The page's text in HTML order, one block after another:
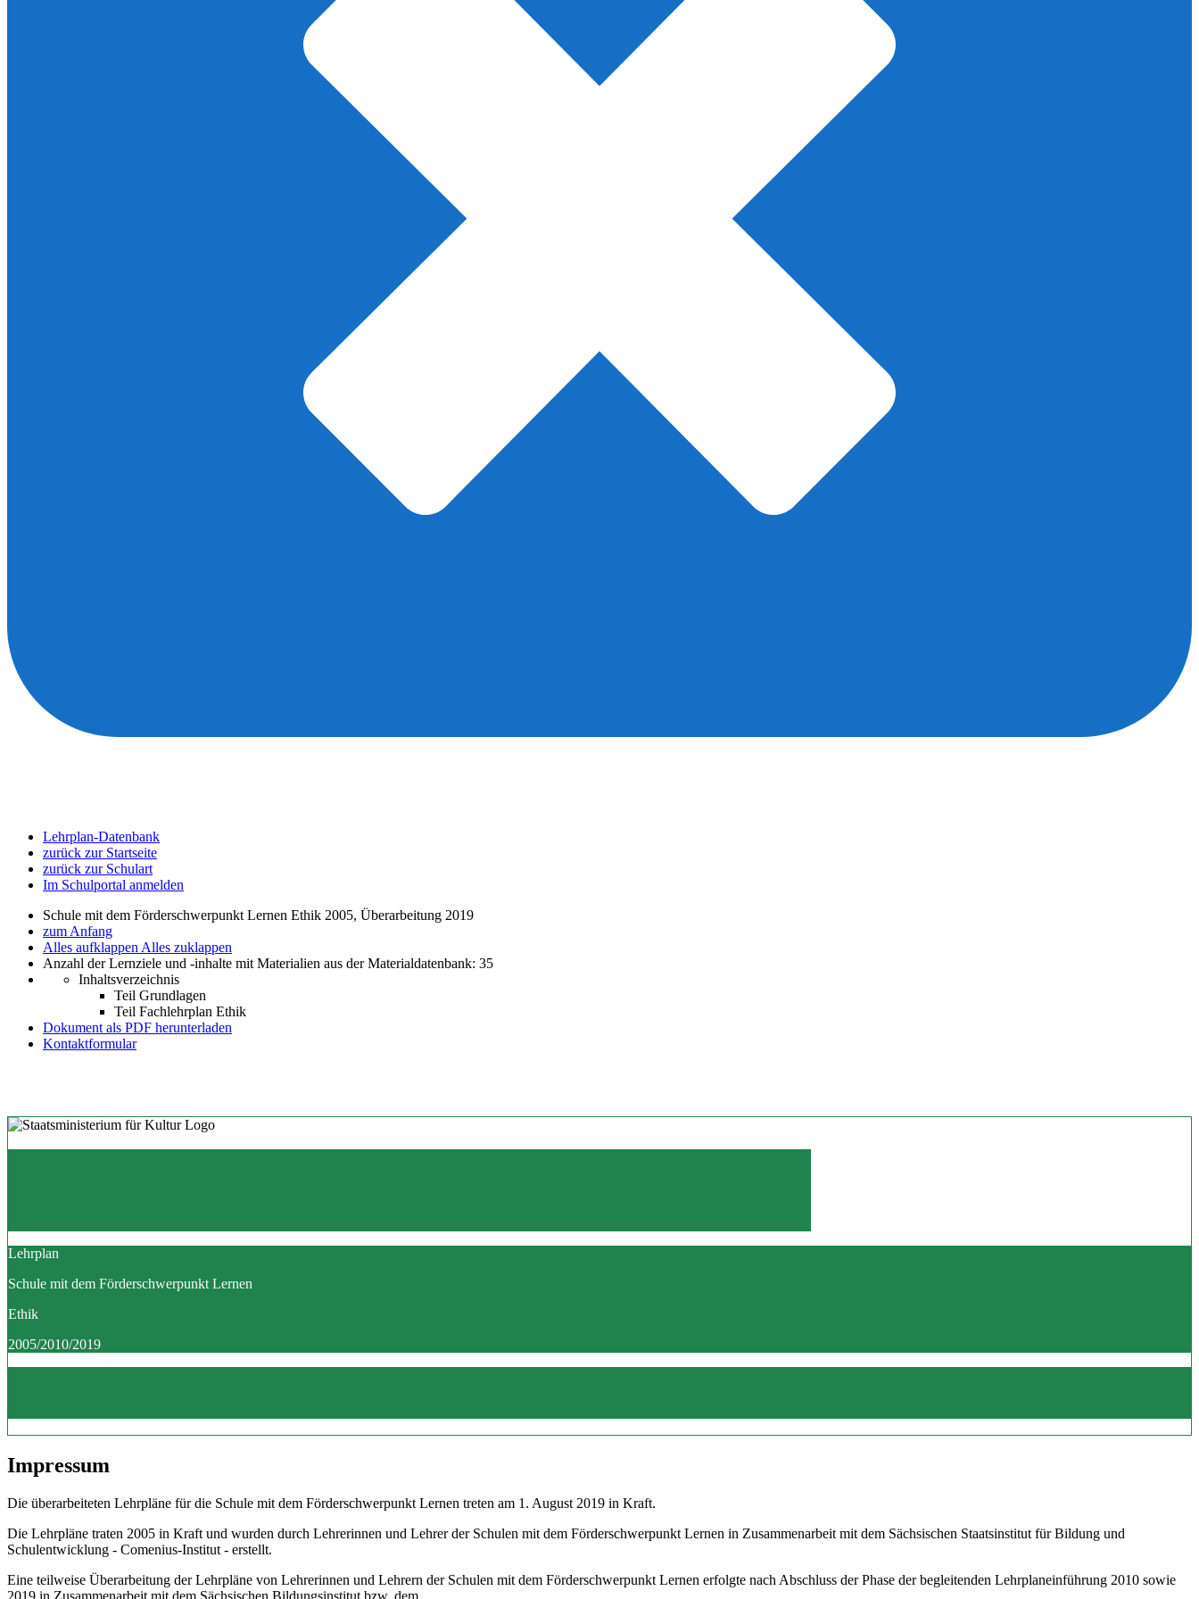
Lehrplan-Datenbank
zurück zur Startseite
zurück zur Schulart
Im Schulportal anmelden
Schule mit dem Förderschwerpunkt Lernen Ethik 2005, Überarbeitung 2019
zum Anfang
Alles aufklappen Alles zuklappen
Anzahl der Lernziele und -inhalte mit Materialien aus der Materialdatenbank: 35
Inhaltsverzeichnis
Teil Grundlagen
Teil Fachlehrplan Ethik
Dokument als PDF herunterladen
Kontaktformular
Lehrplan
Schule mit dem Förderschwerpunkt Lernen
Ethik
2005/2010/2019
Impressum
Die überarbeiteten Lehrpläne für die Schule mit dem Förderschwerpunkt Lernen treten am 1. August 2019 in Kraft.
Die Lehrpläne traten 2005 in Kraft und wurden durch Lehrerinnen und Lehrer der Schulen mit dem Förderschwerpunkt Lernen in Zusammenarbeit mit dem Sächsischen Staatsinstitut für Bildung und
Schulentwicklung - Comenius-Institut - erstellt.
Eine teilweise Überarbeitung der Lehrpläne von Lehrerinnen und Lehrern der Schulen mit dem Förderschwerpunkt Lernen erfolgte nach Abschluss der Phase der begleitenden Lehrplaneinführung 2010 sowie
2019 in Zusammenarbeit mit dem Sächsischen Bildungsinstitut bzw. dem